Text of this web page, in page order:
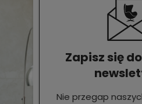
Zapisz się
Nie przegap